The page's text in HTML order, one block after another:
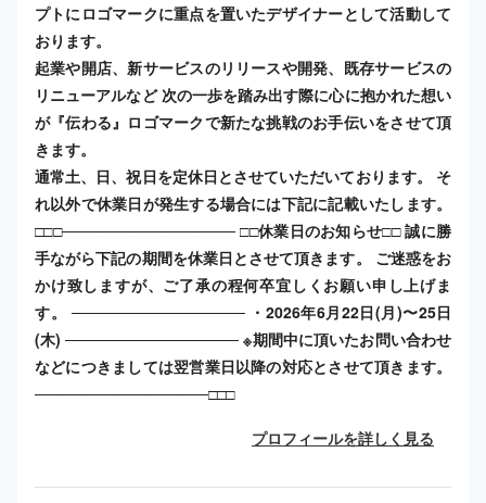
プトにロゴマークに重点を置いたデザイナーとして活動して
おります。
起業や開店、新サービスのリリースや開発、既存サービスの
リニューアルなど 次の一歩を踏み出す際に心に抱かれた想い
が『伝わる』ロゴマークで新たな挑戦のお手伝いをさせて頂
きます。
通常土、日、祝日を定休日とさせていただいております。 そ
れ以外で休業日が発生する場合には下記に記載いたします。
□□□──────────────── □□休業日のお知らせ□□ 誠に勝
手ながら下記の期間を休業日とさせて頂きます。 ご迷惑をお
かけ致しますが、ご了承の程何卒宜しくお願い申し上げま
す。 ──────────────── ・2026年6月22日(月)〜25日
(木) ──────────────── ※期間中に頂いたお問い合わせ
などにつきましては翌営業日以降の対応とさせて頂きます。
────────────────□□□
プロフィールを詳しく見る